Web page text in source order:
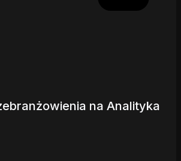
na Analityka